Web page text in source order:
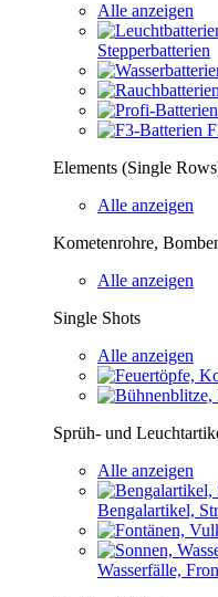
Alle anzeigen
Stepperbatterien
Elements (Single
Alle anzeigen
Kometenrohre,
Alle anzeigen
Single Shots
Alle anzeigen
Sprüh- und
Alle anzeigen
Bengalartikel,
Wasserfälle,